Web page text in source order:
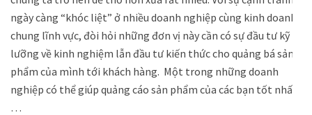
ngày càng “khóc liệt” ở nhiều doanh nghiệp cùng kinh doanh
chung lĩnh vực, đòi hỏi những đơn vị này cần có sự đầu tư kỹ
lưỡng về kinh nghiệm lẫn đầu tư kiến thức cho quảng bá sản
phẩm của mình tới khách hàng. Một trong những doanh
nghiệp có thể giúp quảng cáo sản phẩm của các bạn tốt nhất
…